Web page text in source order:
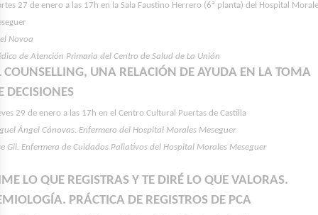
27 de enero a las 17h en la Sala Faustino Herrero (6ª planta) del Hospital
Novoa
de Atención Primaria del Centro de Salud de La Unión
COUNSELLING, UNA RELACIÓN DE AYUDA EN LA TOMA
DECISIONES
29 de enero a las 17h en el Centro Cultural Puertas de Castilla
Ángel Cánovas. Enfermero del Hospital Morales Meseguer
Gil. Enfermera de Cuidados Paliativos del Hospital Morales Meseguer
LO QUE REGISTRAS Y TE DIRÉ LO QUE VALORAS.
PRÁCTICA DE REGISTROS DE PCA